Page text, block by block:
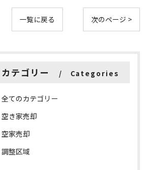
一覧に戻る 次のページ >
カテゴリー Categories
全てのカテゴリー
空き家売却
空家売却
調整区域